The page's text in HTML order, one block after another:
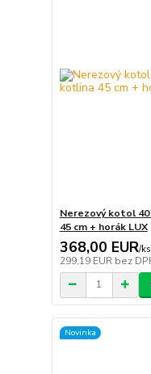
Nerezový kotol
45 cm + horák LUX
368,00 EUR/ks
299,19 EUR bez
Novinka